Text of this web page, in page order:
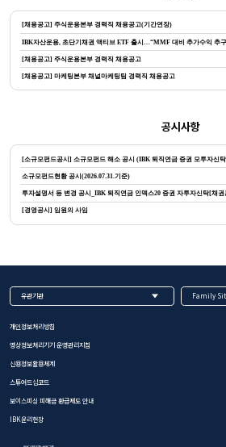
[채용공고] 주식운용본부 경력직 채용공고(기간연장)
IBK자산운용, 초단기채권 액티브 ETF 출시…“MMF 대비 추가수익 추
[채용공고] 주식운용본부 경력직 채용공고
[채용공고] 마케팅본부 채널마케팅팀 경력직 채용공고
공시사항
[소규모펀드공시] 소규모펀드 해소 공시 (IBK 퇴직연금 증권 모투자신
소규모펀드현황 공시(2026.07.31.기준)
투자설명서 등 변경 공시_IBK 퇴직연금 인덱스20 증권 자투자신탁[채권
[경영공시] 임원의 사임
개인정보처리방침
영상정보처리기기 운영관리지침
신용정보활용체계
스튜어드십코드
보이스피싱 피해금 환급제도 안내
IBK윤리헌장
유관기관 Family